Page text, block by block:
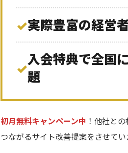
✓実際豊富の経営
✓
入会特典で全国
題
初月無料キャンペーン中 ！他社と
つながるサイト改善提案をさせてい